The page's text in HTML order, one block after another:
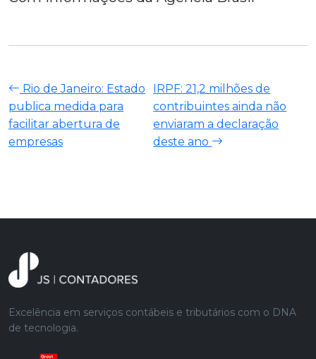
Rio de Janeiro: Estado
publica medida para
facilitar abertura de
empresas
IRPF: 21,2 milhões de
contribuintes ainda não
enviaram a declaração
deste ano
Excelência em serviços contábeis e tributários com o DNA
de tecnologia.